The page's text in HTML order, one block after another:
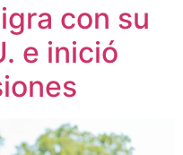
con su
e inició